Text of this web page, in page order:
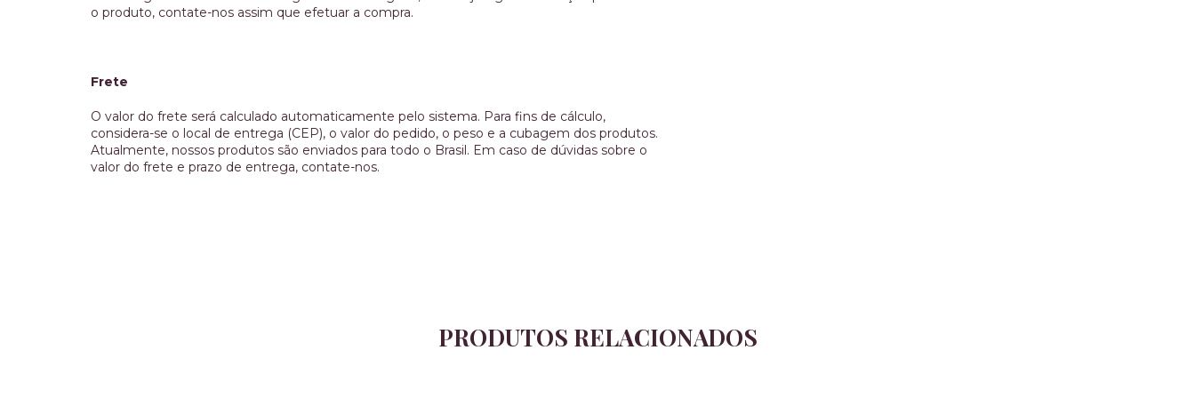
o produto, contate-nos assim que efetuar a compra.
Frete
O valor do frete será calculado automaticamente pelo sistema. Para fins de cálculo,
considera-se o local de entrega (CEP), o valor do pedido, o peso e a cubagem dos produtos.
Atualmente, nossos produtos são enviados para todo o Brasil. Em caso de dúvidas sobre o
valor do frete e prazo de entrega, contate-nos.
PRODUTOS RELACIONADOS